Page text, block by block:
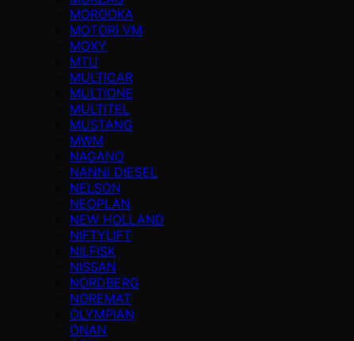
MOROOKA
MOTORI VM
MOXY
MTU
MULTICAR
MULTIONE
MULTITEL
MUSTANG
MWM
NAGANO
NANNI DIESEL
NELSON
NEOPLAN
NEW HOLLAND
NIFTYLIFT
NILFISK
NISSAN
NORDBERG
NOREMAT
OLYMPIAN
ONAN